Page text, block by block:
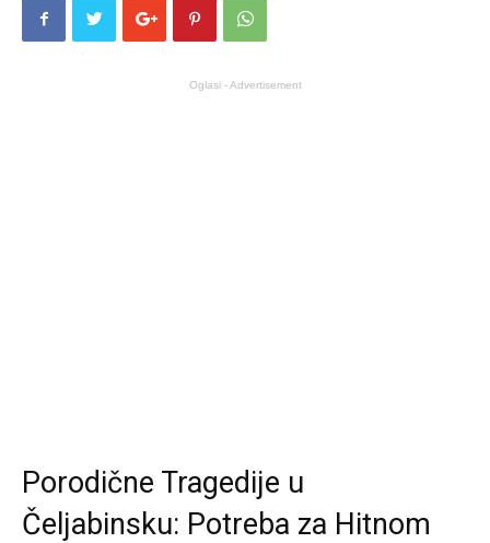
Oglasi - Advertisement
Porodične Tragedije u
Čeljabinsku: Potreba za Hitnom